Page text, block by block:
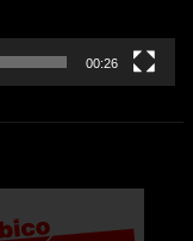
00:26